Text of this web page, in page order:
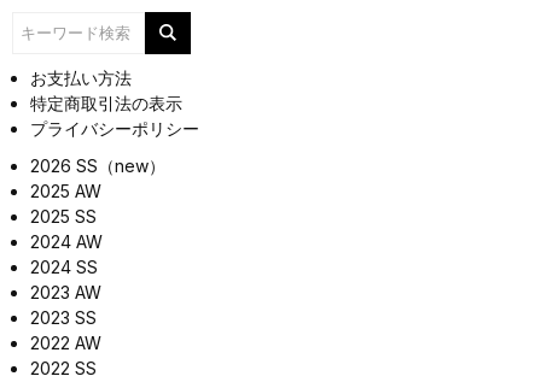
お支払い方法
特定商取引法の表示
プライバシーポリシー
2026 SS（new）
2025 AW
2025 SS
2024 AW
2024 SS
2023 AW
2023 SS
2022 AW
2022 SS